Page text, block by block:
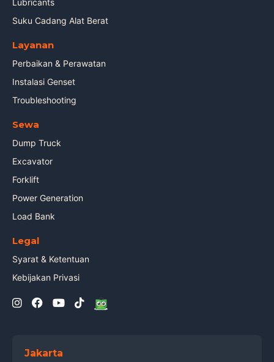
Suku Cadang Alat Berat
Layanan
Perbaikan & Perawatan
Instalasi Genset
Troubleshooting
Sewa
Dump Truck
Excavator
Forklift
Power Generation
Load Bank
Legal
Syarat & Ketentuan
Kebijakan Privasi
Jakarta